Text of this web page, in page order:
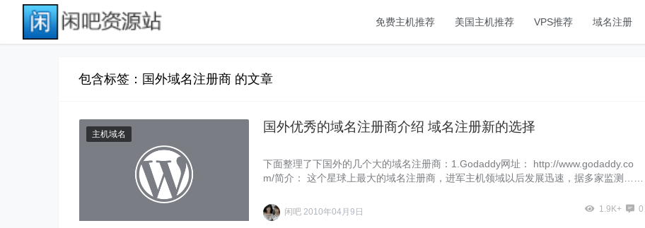
免费主机推荐 美国主机推荐 VPS推荐 域名注册
包含标签：国外域名注册商 的文章
主机域名 国外优秀的域名注册商介绍 域名注册新的选择
下面整理了下国外的几个大的域名注册商：1.Godaddy网址： http://www.godaddy.co
m/简介： 这个星球上最大的域名注册商，进军主机领域以后发展迅速，据多家监测……
闲吧 2010年04月9日 1.9K+ 0